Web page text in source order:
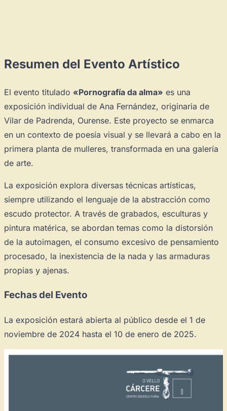
Resumen del Evento Artístico
El evento titulado «Pornografía da alma» es una
exposición individual de Ana Fernández, originaria de
Vilar de Padrenda, Ourense. Este proyecto se enmarca
en un contexto de poesía visual y se llevará a cabo en la
primera planta de mulleres, transformada en una galería
de arte.
La exposición explora diversas técnicas artísticas,
siempre utilizando el lenguaje de la abstracción como
escudo protector. A través de grabados, esculturas y
pintura matérica, se abordan temas como la distorsión
de la autoimagen, el consumo excesivo de pensamiento
procesado, la inexistencia de la nada y las armaduras
propias y ajenas.
Fechas del Evento
La exposición estará abierta al público desde el 1 de
noviembre de 2024 hasta el 10 de enero de 2025.